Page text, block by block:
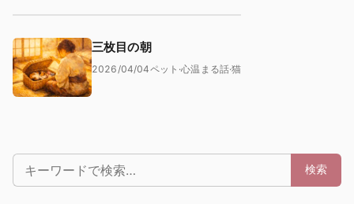
三枚目の朝
2026/04/04ペット ·心温まる話·猫
検索: 検索